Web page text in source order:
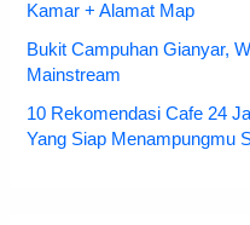
Kamar + Alamat Map
Bukit Campuhan Gianyar,
Mainstream
10 Rekomendasi Cafe 24
Yang Siap Menampungmu